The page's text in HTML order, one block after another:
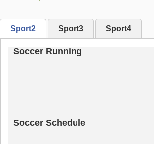
Sport2 Sport3 Sport4